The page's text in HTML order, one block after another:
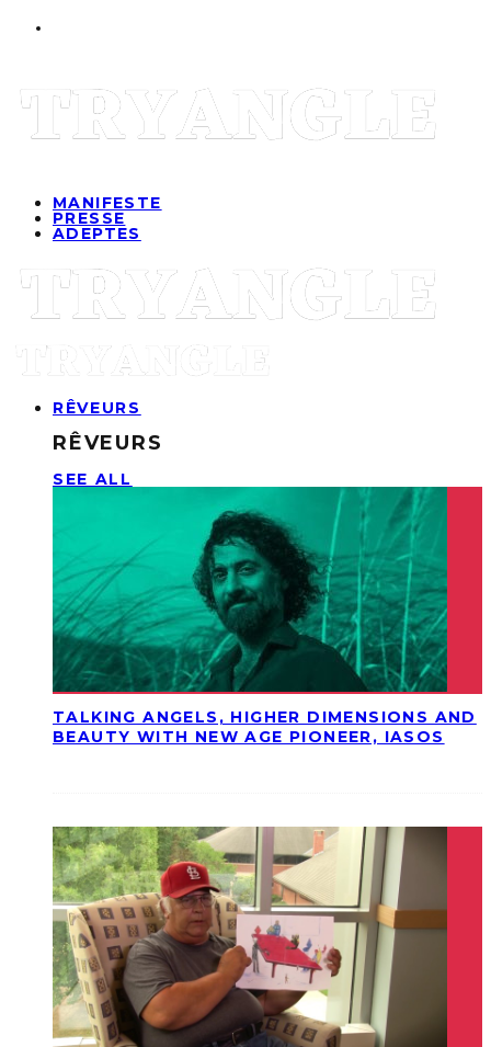
MANIFESTE
PRESSE
ADEPTES
RÊVEURS
RÊVEURS
SEE ALL
TALKING ANGELS, HIGHER DIMENSIONS AND
BEAUTY WITH NEW AGE PIONEER, IASOS